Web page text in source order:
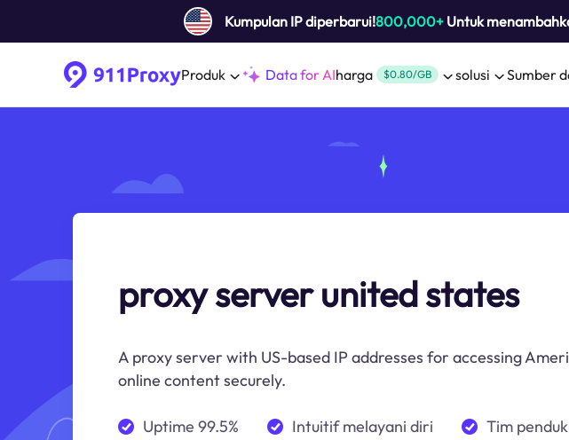
Kumpulan IP diperbarui!800,000+Untuk
Produk Data for AIharga $0.80/GB solusi Sumber
proxy server united states
A proxy server with US-based IP addresses for accessing
online content securely.
Uptime 99.5% Intuitif melayani diri Tim